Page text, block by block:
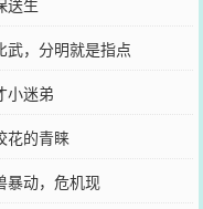
送生
武，分明就是指点
小迷弟
花的青睐
暴动，危机现